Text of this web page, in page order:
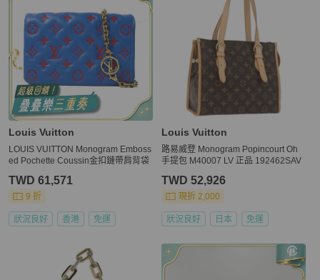
Louis Vuitton
LOUIS VUITTON Monogram Emboss
ed Pochette Coussin金扣鏈帶肩背袋
TWD 61,571
9 折
狀況良好 香港 免運
Louis Vuitton
路易威登 Monogram Popincourt Oh
手提包 M40007 LV 正品 192462SAV
TWD 52,926
現折 2,000
狀況良好 日本 免運